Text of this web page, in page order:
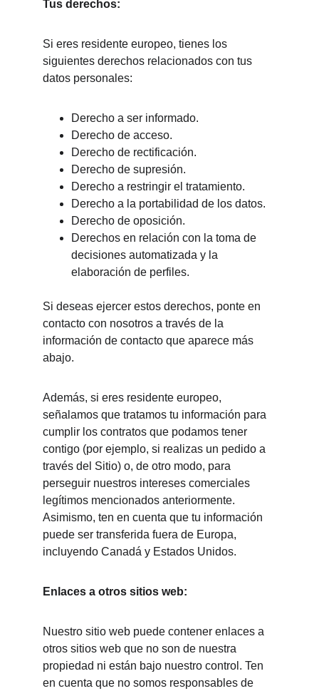
Tus derechos:
Si eres residente europeo, tienes los
siguientes derechos relacionados con tus
datos personales:
Derecho a ser informado.
Derecho de acceso.
Derecho de rectificación.
Derecho de supresión.
Derecho a restringir el tratamiento.
Derecho a la portabilidad de los datos.
Derecho de oposición.
Derechos en relación con la toma de
decisiones automatizada y la
elaboración de perfiles.
Si deseas ejercer estos derechos, ponte en
contacto con nosotros a través de la
información de contacto que aparece más
abajo.
Además, si eres residente europeo,
señalamos que tratamos tu información para
cumplir los contratos que podamos tener
contigo (por ejemplo, si realizas un pedido a
través del Sitio) o, de otro modo, para
perseguir nuestros intereses comerciales
legítimos mencionados anteriormente.
Asimismo, ten en cuenta que tu información
puede ser transferida fuera de Europa,
incluyendo Canadá y Estados Unidos.
Enlaces a otros sitios web:
Nuestro sitio web puede contener enlaces a
otros sitios web que no son de nuestra
propiedad ni están bajo nuestro control. Ten
en cuenta que no somos responsables de